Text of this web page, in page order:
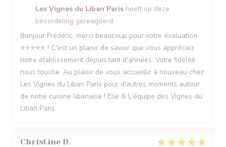
Les Vignes du Liban Paris heeft op deze
beoordeling gereageerd
Bonjour Frédéric, merci beaucoup pour votre évaluation
⭐️⭐️⭐️⭐️⭐️ ! C'est un plaisir de savoir que vous appréciez
notre établissement depuis tant d'années. Votre fidélité
nous touche. Au plaisir de vous accueillir à nouveau chez
Les Vignes du Liban Paris pour d'autres moments autour
de notre cuisine libanaise ! Elie & L'équipe des Vignes du
Liban Paris
Christine D